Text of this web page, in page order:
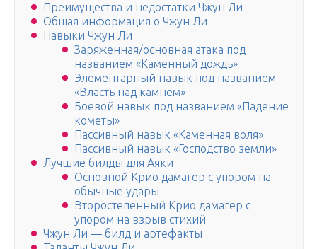
Преимущества и недостатки Чжун Ли
Общая информация о Чжун Ли
Навыки Чжун Ли
Заряженная/основная атака под
названием «Каменный дождь»
Элементарный навык под названием
«Власть над камнем»
Боевой навык под названием «Падение
кометы»
Пассивный навык «Каменная воля»
Пассивный навык «Господство земли»
Лучшие билды для Аяки
Основной Крио дамагер с упором на
обычные удары
Второстепенный Крио дамагер с
упором на взрыв стихий
Чжун Ли — билд и артефакты